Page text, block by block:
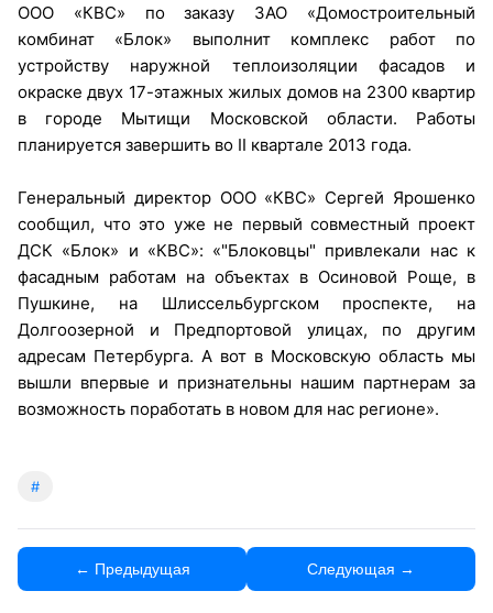
ООО «КВС» по заказу ЗАО «Домостроительный
комбинат «Блок» выполнит комплекс работ по
устройству наружной теплоизоляции фасадов и
окраске двух 17-этажных жилых домов на 2300 квартир
в городе Мытищи Московской области. Работы
планируется завершить во ІІ квартале 2013 года.
Генеральный директор ООО «КВС» Сергей Ярошенко
сообщил, что это уже не первый совместный проект
ДСК «Блок» и «КВС»: «"Блоковцы" привлекали нас к
фасадным работам на объектах в Осиновой Роще, в
Пушкине, на Шлиссельбургском проспекте, на
Долгоозерной и Предпортовой улицах, по другим
адресам Петербурга. А вот в Московскую область мы
вышли впервые и признательны нашим партнерам за
возможность поработать в новом для нас регионе».
#
← Предыдущая Следующая →